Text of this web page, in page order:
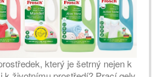
který je šetrný nejen k